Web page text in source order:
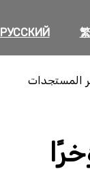
РУССКИЙ
المستجدات